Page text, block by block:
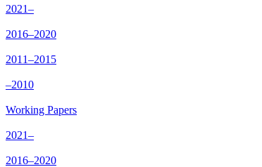
2021–
2016–2020
2011–2015
–2010
Working Papers
2021–
2016–2020